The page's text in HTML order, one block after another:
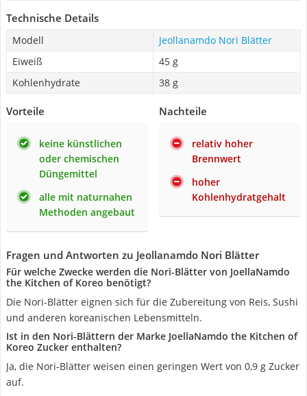
Technische Details
Modell
Jeollanamdo Nori Blätter
Eiweiß
45 g
Kohlenhydrate
38 g
Vorteile
keine künstlichen
oder chemischen
Düngemittel
alle mit naturnahen
Methoden angebaut
Nachteile
relativ hoher
Brennwert
hoher
Kohlenhydratgehalt
Fragen und Antworten zu Jeollanamdo Nori Blätter
Für welche Zwecke werden die Nori-Blätter von JoellaNamdo
the Kitchen of Koreo benötigt?
Die Nori-Blätter eignen sich für die Zubereitung von Reis, Sushi
und anderen koreanischen Lebensmitteln.
Ist in den Nori-Blättern der Marke JoellaNamdo the Kitchen of
Koreo Zucker enthalten?
Ja, die Nori-Blätter weisen einen geringen Wert von 0,9 g Zucker
auf.